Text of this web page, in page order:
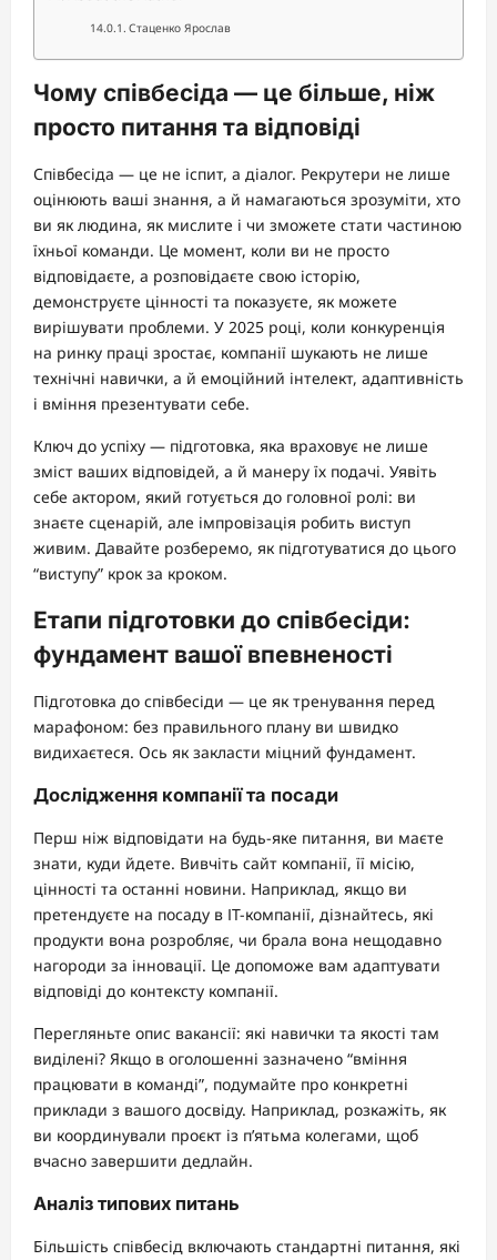
Стаценко Ярослав
Чому співбесіда — це більше, ніж
просто питання та відповіді
Співбесіда — це не іспит, а діалог. Рекрутери не лише
оцінюють ваші знання, а й намагаються зрозуміти, хто
ви як людина, як мислите і чи зможете стати частиною
їхньої команди. Це момент, коли ви не просто
відповідаєте, а розповідаєте свою історію,
демонструєте цінності та показуєте, як можете
вирішувати проблеми. У 2025 році, коли конкуренція
на ринку праці зростає, компанії шукають не лише
технічні навички, а й емоційний інтелект, адаптивність
і вміння презентувати себе.
Ключ до успіху — підготовка, яка враховує не лише
зміст ваших відповідей, а й манеру їх подачі. Уявіть
себе актором, який готується до головної ролі: ви
знаєте сценарій, але імпровізація робить виступ
живим. Давайте розберемо, як підготуватися до цього
“виступу” крок за кроком.
Етапи підготовки до співбесіди:
фундамент вашої впевненості
Підготовка до співбесіди — це як тренування перед
марафоном: без правильного плану ви швидко
видихаєтеся. Ось як закласти міцний фундамент.
Дослідження компанії та посади
Перш ніж відповідати на будь-яке питання, ви маєте
знати, куди йдете. Вивчіть сайт компанії, її місію,
цінності та останні новини. Наприклад, якщо ви
претендуєте на посаду в ІТ-компанії, дізнайтесь, які
продукти вона розробляє, чи брала вона нещодавно
нагороди за інновації. Це допоможе вам адаптувати
відповіді до контексту компанії.
Перегляньте опис вакансії: які навички та якості там
виділені? Якщо в оголошенні зазначено “вміння
працювати в команді”, подумайте про конкретні
приклади з вашого досвіду. Наприклад, розкажіть, як
ви координували проєкт із п’ятьма колегами, щоб
вчасно завершити дедлайн.
Аналіз типових питань
Більшість співбесід включають стандартні питання, які